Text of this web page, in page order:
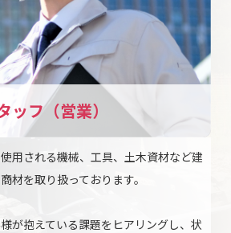
ッフ（営業）
用される機械、工具、土木資材など建
材を取り扱っております。
が抱えている課題をヒアリングし、状